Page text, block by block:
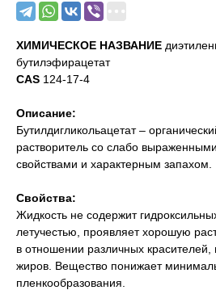
ХИМИЧЕСКОЕ НАЗВАНИЕ
бутилэфирацетат
CAS 124-17-4
Описание:
Бутилдигликольацетат –
растворитель со слабо
свойствами и характерным запахом.
Свойства:
Жидкость не содержит
летучестью, проявляет хорошую
в отношении различных красителей,
жиров. Вещество понижает
пленкообразования.